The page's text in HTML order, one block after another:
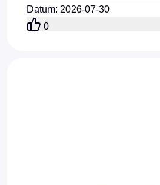
Modevisuals und die
Produktbildern.
Datum: 2026-07-30
0